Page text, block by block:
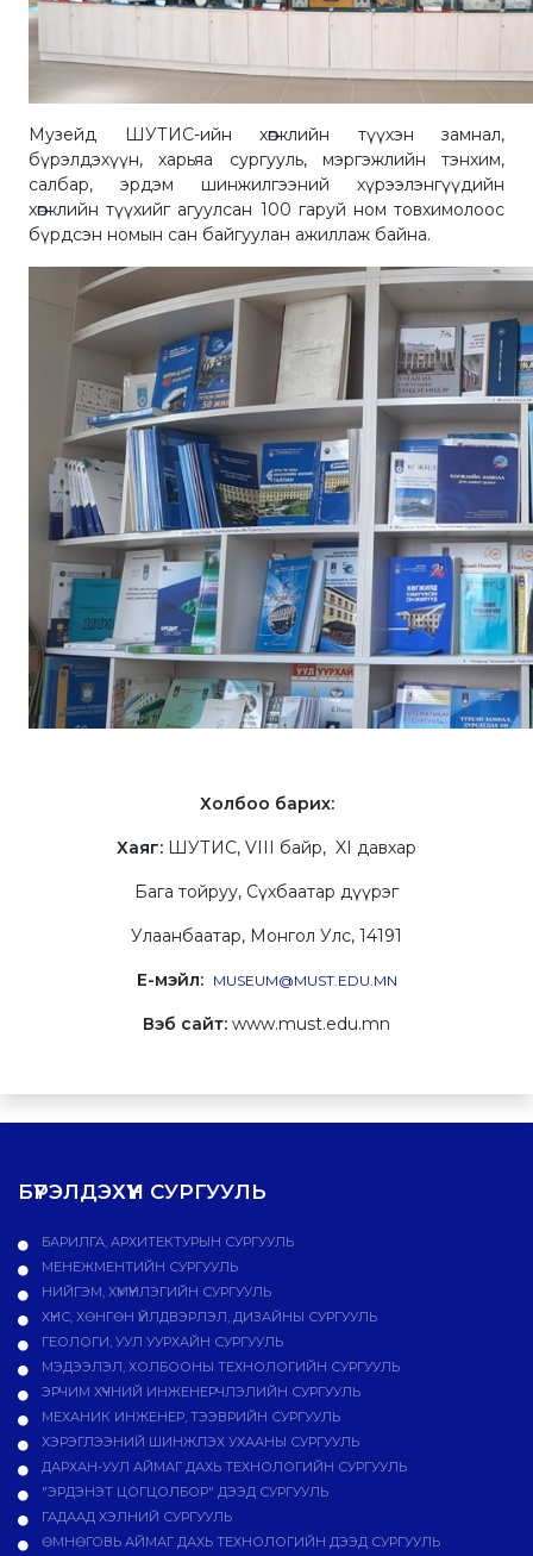
Музейд ШУТИС-ийн хөгжлийн түүхэн замнал,
бүрэлдэхүүн, харьяа сургууль, мэргэжлийн тэнхим,
салбар, эрдэм шинжилгээний хүрээлэнгүүдийн
хөгжлийн түүхийг агуулсан 100 гаруй ном товхимолоос
бүрдсэн номын сан байгуулан ажиллаж байна.
Холбоо барих:
Хаяг: ШУТИС, VIII байр, XI давхар
Бага тойруу, Сүхбаатар дүүрэг
Улаанбаатар, Монгол Улс, 14191
E-мэйл: MUSEUM@MUST.EDU.MN
Вэб сайт: www.must.edu.mn
БҮРЭЛДЭХҮҮН СУРГУУЛЬ
БАРИЛГА, АРХИТЕКТУРЫН СУРГУУЛЬ
МЕНЕЖМЕНТИЙН СУРГУУЛЬ
НИЙГЭМ, ХҮМҮҮНЛЭГИЙН СУРГУУЛЬ
ХҮНС, ХӨНГӨН ҮЙЛДВЭРЛЭЛ, ДИЗАЙНЫ СУРГУУЛЬ
ГЕОЛОГИ, УУЛ УУРХАЙН СУРГУУЛЬ
МЭДЭЭЛЭЛ, ХОЛБООНЫ ТЕХНОЛОГИЙН СУРГУУЛЬ
ЭРЧИМ ХҮЧНИЙ ИНЖЕНЕРЧЛЭЛИЙН СУРГУУЛЬ
МЕХАНИК ИНЖЕНЕР, ТЭЭВРИЙН СУРГУУЛЬ
ХЭРЭГЛЭЭНИЙ ШИНЖЛЭХ УХААНЫ СУРГУУЛЬ
ДАРХАН-УУЛ АЙМАГ ДАХЬ ТЕХНОЛОГИЙН СУРГУУЛЬ
"ЭРДЭНЭТ ЦОГЦОЛБОР" ДЭЭД СУРГУУЛЬ
ГАДААД ХЭЛНИЙ СУРГУУЛЬ
ӨМНӨГОВЬ АЙМАГ ДАХЬ ТЕХНОЛОГИЙН ДЭЭД СУРГУУЛЬ